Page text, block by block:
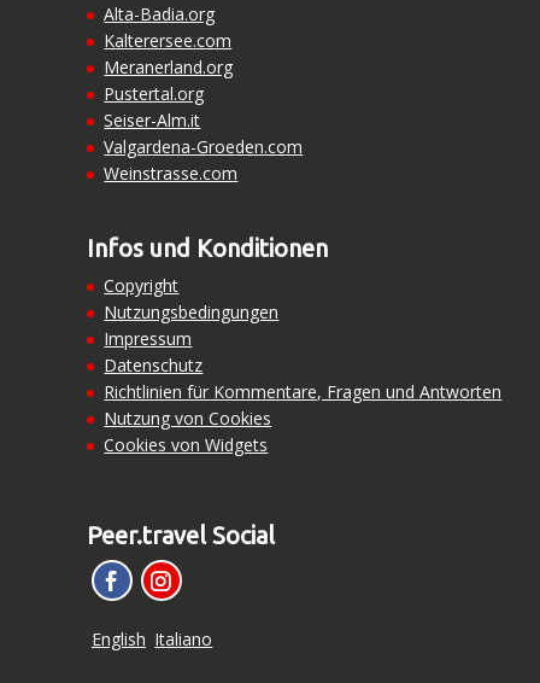
Alta-Badia.org
Kalterersee.com
Meranerland.org
Pustertal.org
Seiser-Alm.it
Valgardena-Groeden.com
Weinstrasse.com
Infos und Konditionen
Copyright
Nutzungsbedingungen
Impressum
Datenschutz
Richtlinien für Kommentare, Fragen und Antworten
Nutzung von Cookies
Cookies von Widgets
Peer.travel Social
English Italiano